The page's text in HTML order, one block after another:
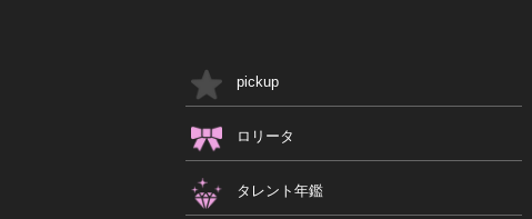
pickup
ロリータ
タレント年鑑